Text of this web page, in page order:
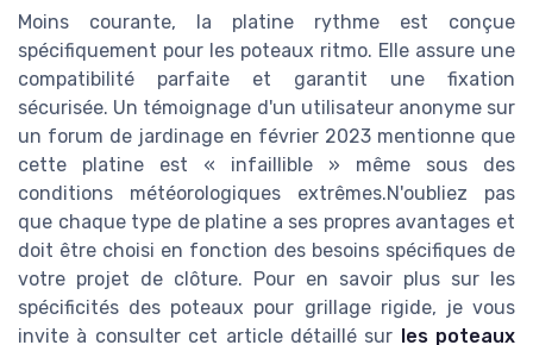
Moins courante, la platine rythme est conçue
spécifiquement pour les poteaux ritmo. Elle assure une
compatibilité parfaite et garantit une fixation
sécurisée. Un témoignage d'un utilisateur anonyme sur
un forum de jardinage en février 2023 mentionne que
cette platine est « infaillible » même sous des
conditions météorologiques extrêmes.N'oubliez pas
que chaque type de platine a ses propres avantages et
doit être choisi en fonction des besoins spécifiques de
votre projet de clôture. Pour en savoir plus sur les
spécificités des poteaux pour grillage rigide, je vous
invite à consulter cet article détaillé sur les poteaux